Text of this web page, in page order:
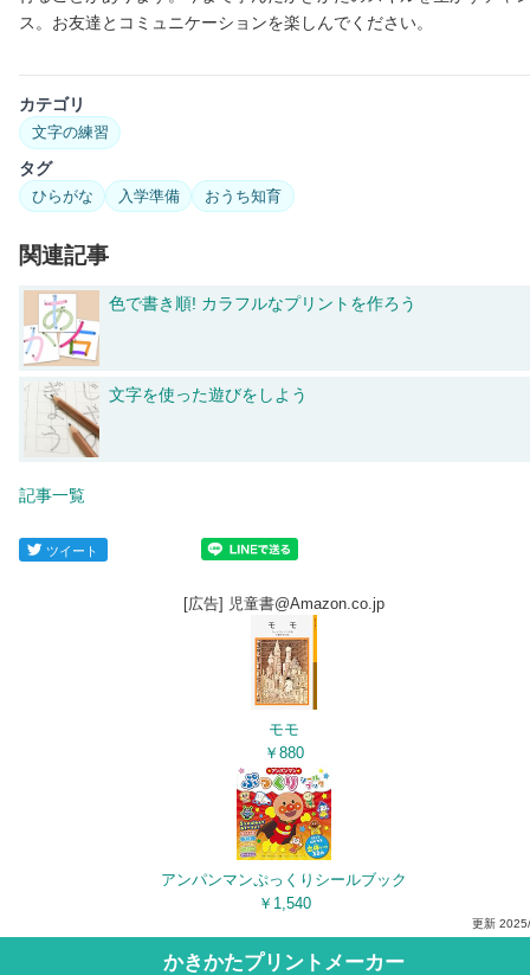
ス。お友達とコミュニケーションを楽しんでください。
カテゴリ
文字の練習
タグ
ひらがな 入学準備 おうち知育
関連記事
色で書き順! カラフルなプリントを作ろう
文字を使った遊びをしよう
記事一覧
ツイート
[広告] 児童書@Amazon.co.jp
モモ
￥880
アンパンマンぷっくりシールブック
￥1,540
更新
かきかたプリントメーカー